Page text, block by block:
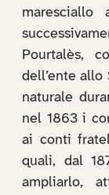
maresciallo
Pourtalès,
dell’ente
naturale
nel 1863 i
ai conti
quali, dal
ampliarlo,